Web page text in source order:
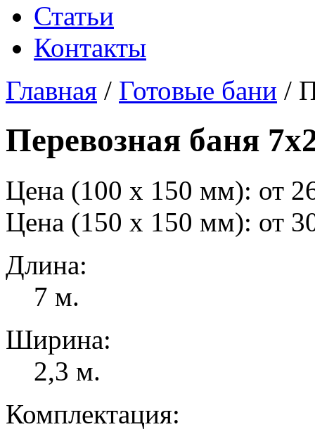
Статьи
Контакты
Главная / Готовые бани /
Перевозная баня
Цена (100 х 150 мм): от
Цена (150 х 150 мм): от
Длина:
7 м.
Ширина:
2,3 м.
Комплектация: